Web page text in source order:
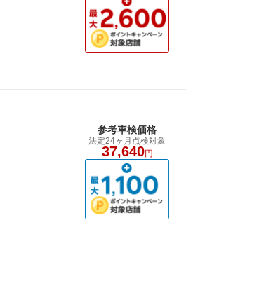
参考車検価格
法定24ヶ月点検対象
37,640円